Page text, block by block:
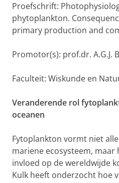
Proefschrift:
phytoplankton.
primary production and
Promotor(s): prof.dr. A.G.J.
Faculteit: Wiskunde en
Veranderende rol
oceanen
Fytoplankton vormt niet
mariene ecosysteem,
invloed op de wereldwijde
Kulk heeft onderzocht hoe